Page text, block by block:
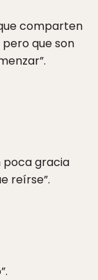
comparten
que son
poca gracia
reírse”.